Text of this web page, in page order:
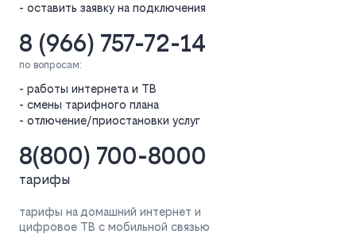
- оставить заявку на подключения
8 (966) 757-72-14
по вопросам:
- работы интернета и ТВ
- смены тарифного плана
- отлючение/приостановки услуг
8(800) 700-8000
тарифы
тарифы на домашний интернет и
цифровое ТВ с мобильной связью